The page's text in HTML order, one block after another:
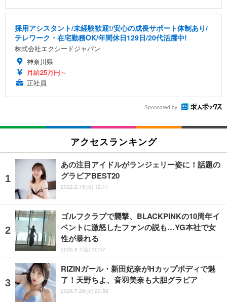
採用アシスタント/未経験歓迎!/安心の成長サポート体制あり/
テレワーク・在宅勤務OK/年間休日129日/20代活躍中!
株式会社エクシードジャパン
神奈川県
月給25万円～
正社員
Sponsored by
アクセスランキング
あの注目アイドルがランジェリー姿に！話題の
グラビアBEST20
2022.2.15(火) 12:11
ゴルフクラブで襲撃、BLACKPINKの10周年イ
ベントに激怒したファンの説も…YG本社で女
性が暴れる
2026.8.7(金) 10:47
RIZINガール・新田妃奈がHカップボディで魅
了！天野ちよ、音羽美奈も大胆グラビア
2026.7.28(火) 20:58